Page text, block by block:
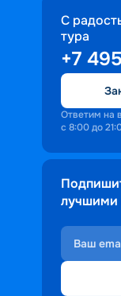
С
тура
+7
Ответим на
с 8:00 до
лучшими